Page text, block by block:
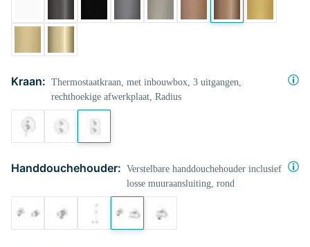
Kraan: Thermostaatkraan, met inbouwbox, 3 uitgangen,
rechthoekige afwerkplaat, Radius
Handdouchehouder: Verstelbare handdouchehouder inclusief
losse muuraansluiting, rond